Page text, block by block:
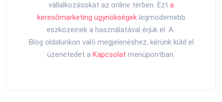
vállalkozásokat az online térben. Ezt a
keresőmarketing ügynökségeklegmodernebb
eszközeinek a használatával érjük el. A
Blog oldalunkon való megjelenéshez, kérünk küld el
üzenetedet a Kapcsolat menüpontban.